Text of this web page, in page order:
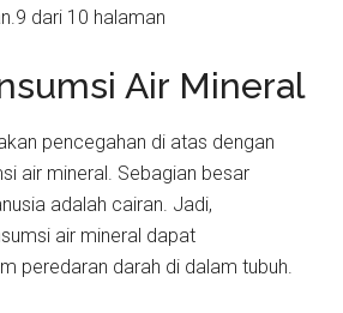
dari 10 halaman
Air Mineral
pencegahan di atas dengan
air mineral. Sebagian besar
adalah cairan. Jadi,
air mineral dapat
peredaran darah di dalam tubuh.